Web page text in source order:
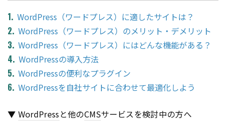
WordPress（ワードプレス）に適したサイトは？
WordPress（ワードプレス）のメリット・デメリット
WordPress（ワードプレス）にはどんな機能がある？
WordPressの導入方法
WordPressの便利なプラグイン
WordPressを自社サイトに合わせて最適化しよう
▼ WordPressと他のCMSサービスを検討中の方へ